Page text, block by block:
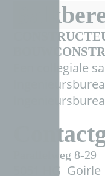
Een collegiale
Parallelweg 8-29
5051 HG Goirle